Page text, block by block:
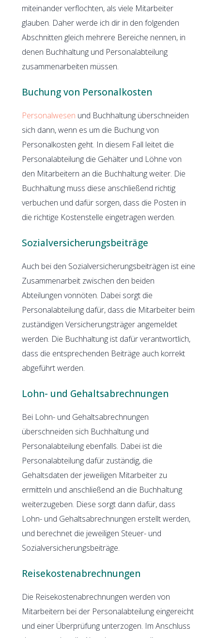
miteinander verflochten, als viele Mitarbeiter
glauben. Daher werde ich dir in den folgenden
Abschnitten gleich mehrere Bereiche nennen, in
denen Buchhaltung und Personalabteilung
zusammenarbeiten müssen.
Buchung von Personalkosten
Personalwesen und Buchhaltung überschneiden
sich dann, wenn es um die Buchung von
Personalkosten geht. In diesem Fall leitet die
Personalabteilung die Gehälter und Löhne von
den Mitarbeitern an die Buchhaltung weiter. Die
Buchhaltung muss diese anschließend richtig
verbuchen und dafür sorgen, dass die Posten in
die richtige Kostenstelle eingetragen werden.
Sozialversicherungsbeiträge
Auch bei den Sozialversicherungsbeiträgen ist eine
Zusammenarbeit zwischen den beiden
Abteilungen vonnöten. Dabei sorgt die
Personalabteilung dafür, dass die Mitarbeiter beim
zuständigen Versicherungsträger angemeldet
werden. Die Buchhaltung ist dafür verantwortlich,
dass die entsprechenden Beiträge auch korrekt
abgeführt werden.
Lohn- und Gehaltsabrechnungen
Bei Lohn- und Gehaltsabrechnungen
überschneiden sich Buchhaltung und
Personalabteilung ebenfalls. Dabei ist die
Personalabteilung dafür zuständig, die
Gehaltsdaten der jeweiligen Mitarbeiter zu
ermitteln und anschließend an die Buchhaltung
weiterzugeben. Diese sorgt dann dafür, dass
Lohn- und Gehaltsabrechnungen erstellt werden,
und berechnet die jeweiligen Steuer- und
Sozialversicherungsbeiträge.
Reisekostenabrechnungen
Die Reisekostenabrechnungen werden von
Mitarbeitern bei der Personalabteilung eingereicht
und einer Überprüfung unterzogen. Im Anschluss